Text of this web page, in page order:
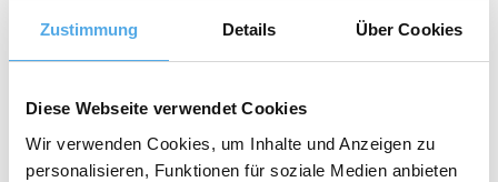
Zustimmung Details Über Cookies
Diese Webseite verwendet Cookies
Wir verwenden Cookies, um Inhalte und Anzeigen zu
personalisieren, Funktionen für soziale Medien anbieten
Combinée à un
millimètre près.
La pince à balles est constituée d’un corps de pince et
de bras. Les bras de pince peuvent être ouverts et